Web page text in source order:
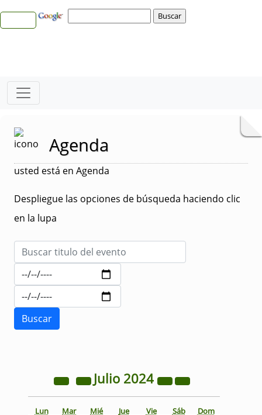
Agenda
usted está en Agenda
Despliegue las opciones de búsqueda haciendo clic
en la lupa
Julio 2024
Lun Mar Mié Jue Vie Sáb Dom